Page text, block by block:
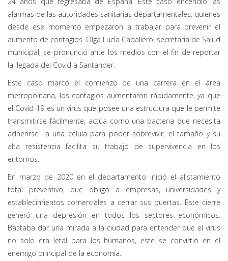
alarmas de las autoridades sanitarias departamentales; quienes
desde ese momento empezaron a trabajar para prevenir el
aumento de contagios. Olga Lucía Caballero, secretaria de Salud
municipal, se pronunció ante los medios con el fin de reportar
la llegada del Covid a Santander.
Este caso marcó el comienzo de una carrera en el área
metropolitana, los contagios aumentaron rápidamente, ya que
el Covid-19 es un virus que posee una estructura que le permite
transmitirse fácilmente, actúa como una bacteria que necesita
adherirse a una célula para poder sobrevivir, el tamaño y su
alta resistencia facilita su trabajo de supervivencia en los
entornos.
En marzo de 2020 en el departamento inició el alistamiento
total preventivo, que obligó a empresas, universidades y
establecimientos comerciales a cerrar sus puertas. Este cierre
generó una depresión en todos los sectores económicos.
Bastaba dar una mirada a la ciudad para entender que el virus
no solo era letal para los humanos, este se convirtió en el
enemigo principal de la economía.